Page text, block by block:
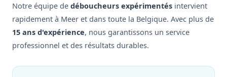
Notre équipe de déboucheurs expérimentés intervient
rapidement à Meer et dans toute la Belgique. Avec plus de
15 ans d'expérience, nous garantissons un service
professionnel et des résultats durables.